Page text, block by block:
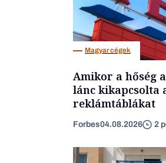
Magyar cégek
Amikor a hőség
lánc kikapcsolta
reklámtáblákat
Forbes04.08.2026 2